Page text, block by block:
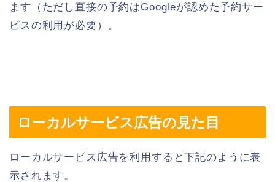
ます（ただし直接の予約はGoogleが認めた予約サー
ビスの利用が必要）。
ローカルサービス広告の見た目
ローカルサービス広告を利用すると下記のように表
示されます。